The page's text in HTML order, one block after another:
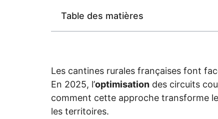
Table des matières
Les cantines rurales françaises font
En 2025, l’optimisation des circuits
comment cette approche transforme
les territoires.